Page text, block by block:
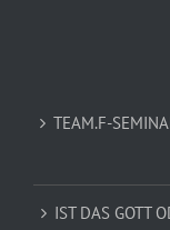
TEAM.F-
IST DAS GOTT